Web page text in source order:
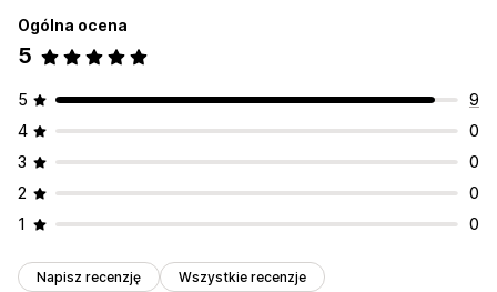
Ogólna ocena
5
5
9
4
0
3
0
2
0
1
0
Napisz recenzję Wszystkie recenzje